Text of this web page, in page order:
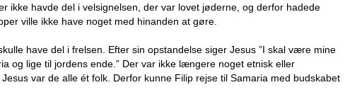
ikke havde del i velsignelsen, der var lovet jøderne, og derfor hadede
ville ikke have noget med hinanden at gøre.
have del i frelsen. Efter sin opstandelse siger Jesus ”I skal være mine
og lige til jordens ende.” Der var ikke længere noget etnisk eller
var de alle ét folk. Derfor kunne Filip rejse til Samaria med budskabet